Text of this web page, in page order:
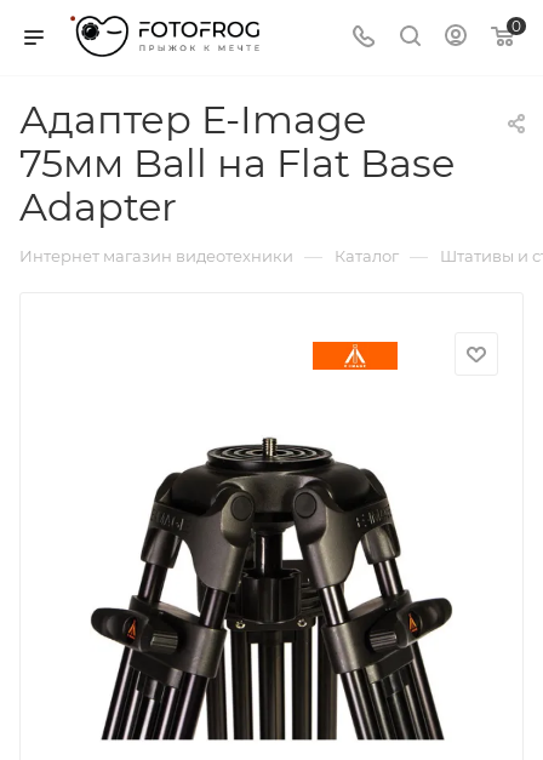
0
Адаптер E-Image
75мм Ball на Flat Base
Adapter
Интернет магазин видеотехники — Каталог — Штативы и